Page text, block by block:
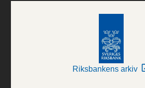
Riksbankens arkiv